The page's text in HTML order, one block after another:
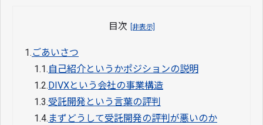
目次 [非表示]
1.ごあいさつ
1.1.自己紹介というかポジションの説明
1.2. DIVXという会社の事業構造
1.3.受託開発という言葉の評判
1.4. まずどうして受託開発の評判が悪いのか